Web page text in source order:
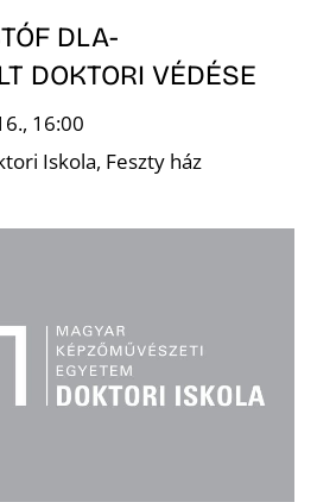
DLA-
DOKTORI VÉDÉSE
16:00
Iskola, Feszty ház